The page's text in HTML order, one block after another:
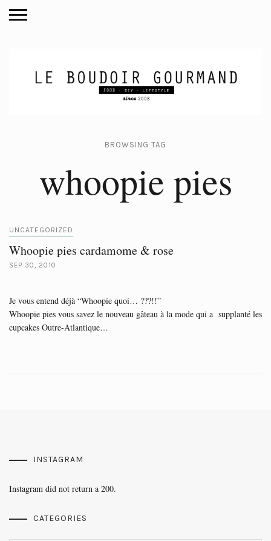
BROWSING TAG
whoopie pies
UNCATEGORIZED
Whoopie pies cardamome & rose
SEP 30, 2010
Je vous entend déjà “Whoopie quoi… ???!!”
Whoopie pies vous savez le nouveau gâteau à la mode qui a supplanté les
cupcakes Outre-Atlantique…
INSTAGRAM
Instagram did not return a 200.
CATEGORIES